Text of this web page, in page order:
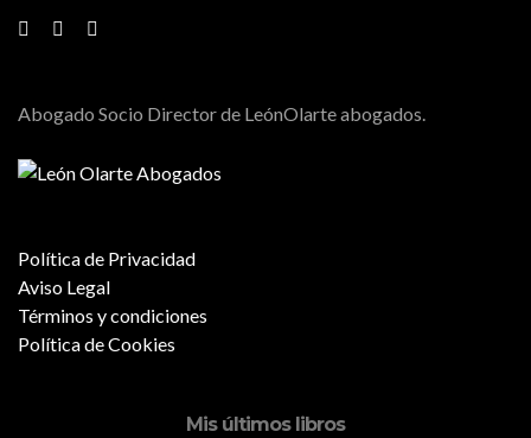
Abogado Socio Director de LeónOlarte abogados.
Política de Privacidad
Aviso Legal
Términos y condiciones
Política de Cookies
Mis últimos libros